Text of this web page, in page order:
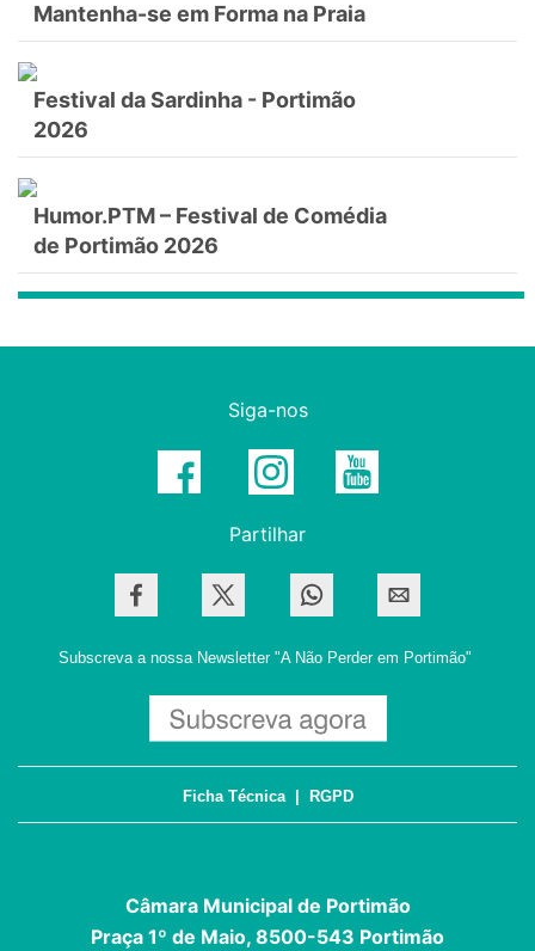
Mantenha-se em Forma na Praia
Festival da Sardinha - Portimão
2026
Humor.PTM – Festival de Comédia
de Portimão 2026
Siga-nos
Partilhar
Subscreva a nossa Newsletter "A Não Perder em Portimão"
Ficha Técnica| RGPD
Câmara Municipal de Portimão
Praça 1º de Maio, 8500-543 Portimão